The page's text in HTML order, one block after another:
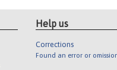
Help us
Corrections
Found an error or